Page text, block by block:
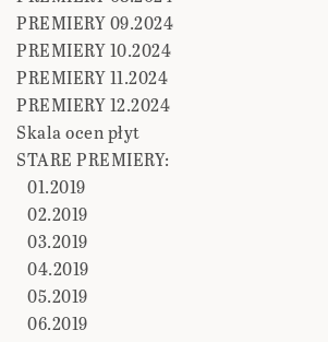
PREMIERY 09.2024
PREMIERY 10.2024
PREMIERY 11.2024
PREMIERY 12.2024
Skala ocen płyt
STARE PREMIERY:
01.2019
02.2019
03.2019
04.2019
05.2019
06.2019